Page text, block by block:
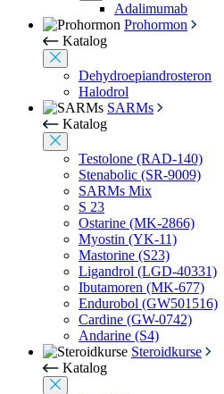
Adalimumab
Prohormon
Katalog
Dehydroepiandrosteron
Halodrol
SARMs
Katalog
Testolone (RAD-140)
Stenabolic (SR-9009)
SARMs Mix
S 23
Ostarine (MK-2866)
Myostin (YK-11)
Mastorine (S23)
Ligandrol (LGD-40331)
Ibutamoren (MK-677)
Endurobol (GW501516)
Cardine (GW-0742)
Andarine (S4)
Steroidkurse
Katalog